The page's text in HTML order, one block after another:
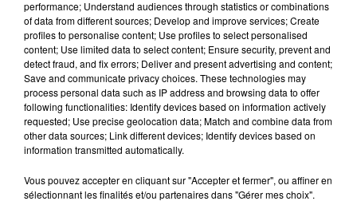
Flash infos
Crédit :Flash infos
podcasts/2023/02/20230206-CAFE-QUIZZ.mp3
performance; Understand audiences through statistics or combinations
of data from different sources; Develop and improve services; Create
profiles to personalise content; Use profiles to select personalised
content; Use limited data to select content; Ensure security, prevent and
detect fraud, and fix errors; Deliver and present advertising and content;
Save and communicate privacy choices. These technologies may
process personal data such as IP address and browsing data to offer
following functionalities: Identify devices based on information actively
requested; Use precise geolocation data; Match and combine data from
other data sources; Link different devices; Identify devices based on
information transmitted automatically.
Vous pouvez accepter en cliquant sur "Accepter et fermer", ou affiner en
sélectionnant les finalités et/ou partenaires dans "Gérer mes choix".